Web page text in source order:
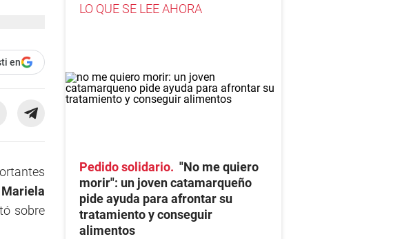
en
Mariela
sobre
LO QUE SE LEE AHORA
Pedido solidario
"No me quiero
morir": un joven catamarqueño
pide ayuda para afrontar su
tratamiento y conseguir
alimentos